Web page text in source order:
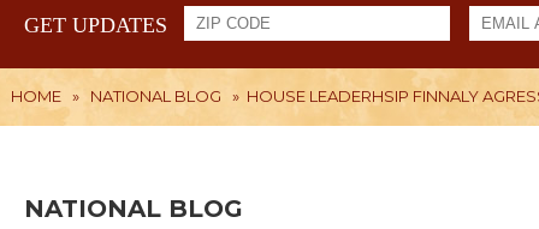
GET UPDATES
HOME » NATIONAL BLOG » HOUSE LEADERHSIP FINNALY
NATIONAL BLOG